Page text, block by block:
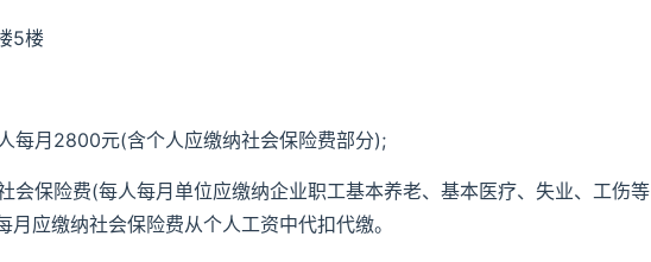
5楼
每月2800元(含个人应缴纳社会保险费部分);
会保险费(每人每月单位应缴纳企业职工基本养老、基本医疗、失业、工伤等
应缴纳社会保险费从个人工资中代扣代缴。